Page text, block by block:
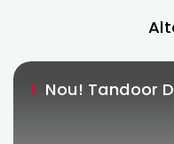
Nou! Tandoor